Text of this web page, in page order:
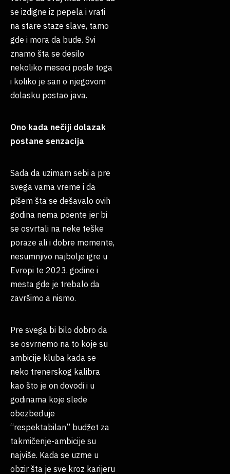
se izdigne iz pepela i vrati
na stare staze slave, tamo
gde i mora da bude. Svi
znamo šta se desilo
nekoliko meseci posle toga
i koliko je san o njegovom
dolasku postao java.
Ono kada nečiji dolazak
postane senzacija
Sada da uzimam sebi a pre
svega vama vreme i da
pišem šta se dešavalo ovih
godina nema poente jer bi
se osvrtali na neke teške
poraze ali i dobre momente,
nesumnjivo najbolje igre u
Evropi te 2023. godine i
mesta gde je trebalo da
završimo a nismo.
Pre svega bi bilo dobro da
se osvrnemo na to koje su
ambicije kluba kada se
neko trenerskog kalibra
kao što je on dovodi i u
godinama koje slede
obezbeđuje
“respektabilan” budžet za
takmičenje-ambicije su
najviše. Kada se uzme u
obzir šta je sve kroz karijeru